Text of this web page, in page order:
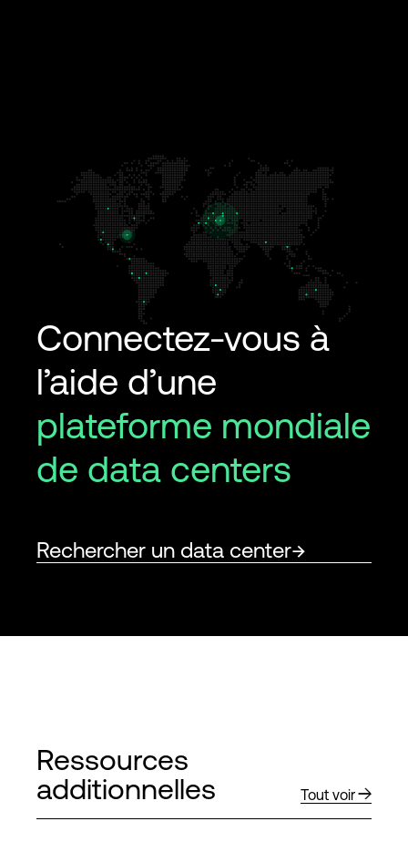
Connectez-vous à
l’aide d’une
plateforme mondiale
de data centers
Rechercher un data center
Ressources
additionnelles
Tout voir